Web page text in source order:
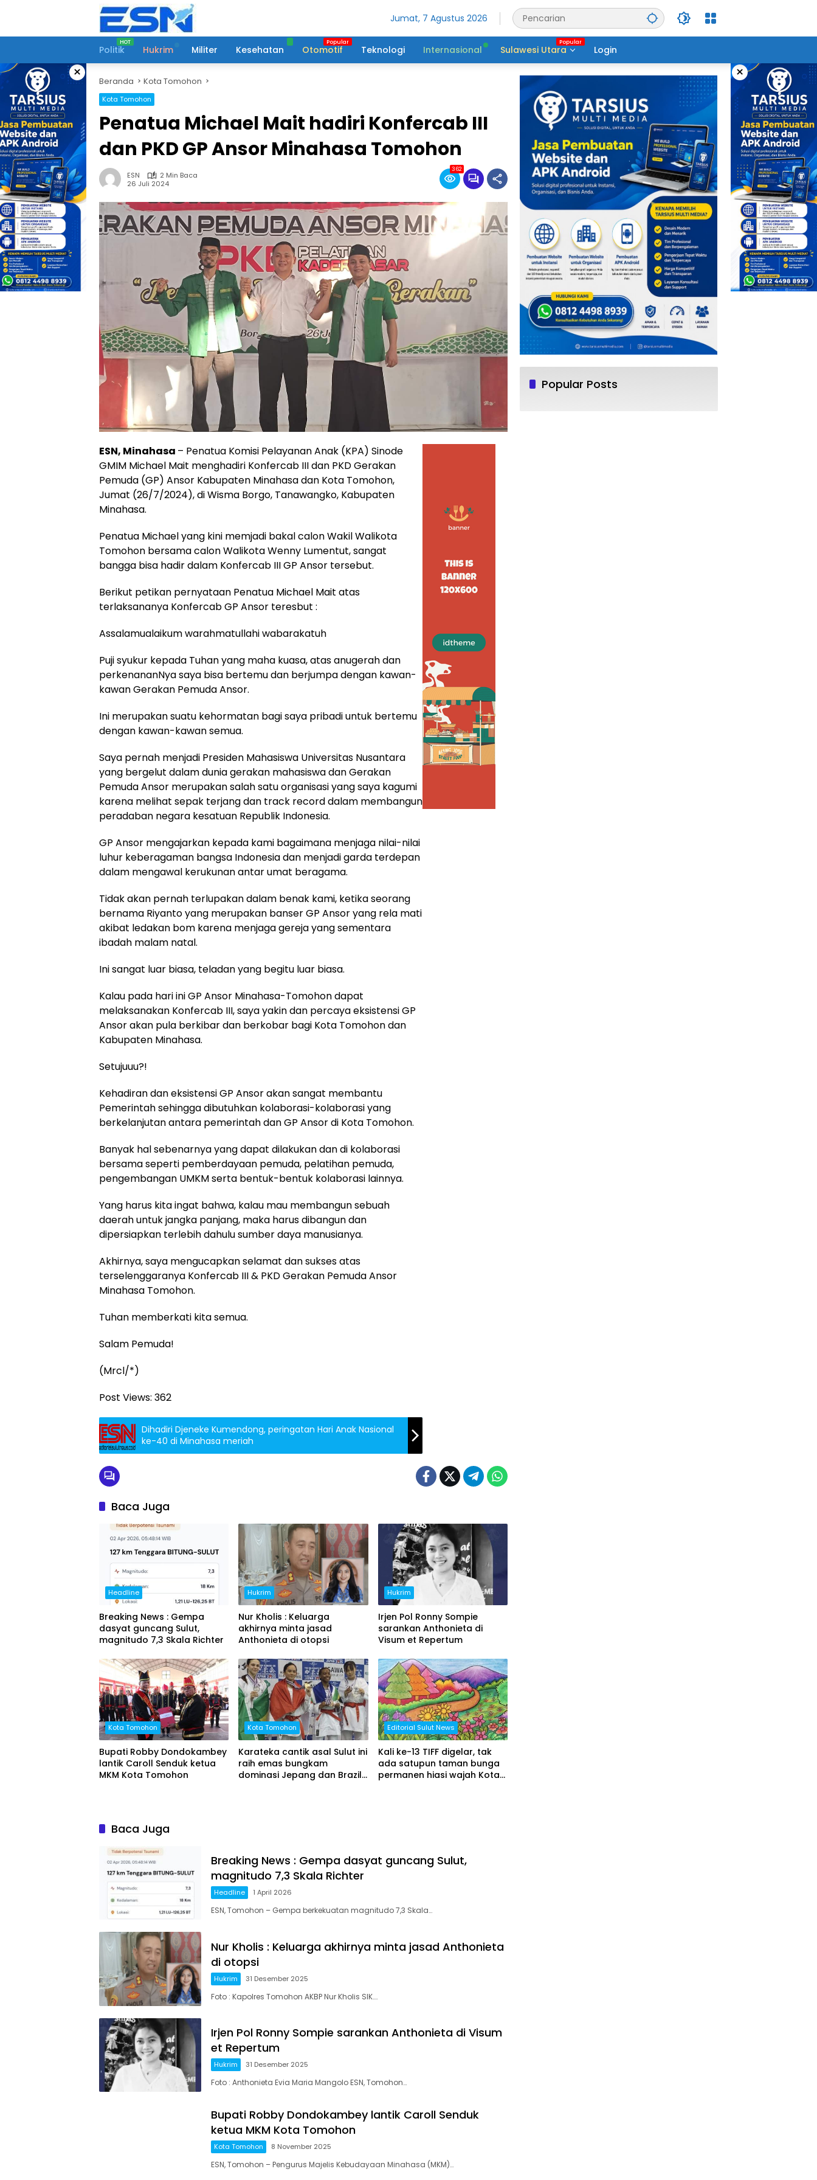
Jumat, 7 Agustus 2026
Politik Hukrim Militer Kesehatan Otomotif Teknologi Internasional Sulawesi Utara Login
× ×
Beranda Kota Tomohon
Kota Tomohon
Penatua Michael Mait hadiri Konfercab III
dan PKD GP Ansor Minahasa Tomohon
ESN
2 Min Baca
26 Juli 2024
362
ESN, Minahasa – Penatua Komisi Pelayanan Anak (KPA) Sinode
GMIM Michael Mait menghadiri Konfercab III dan PKD Gerakan
Pemuda (GP) Ansor Kabupaten Minahasa dan Kota Tomohon,
Jumat (26/7/2024), di Wisma Borgo, Tanawangko, Kabupaten
Minahasa.
Penatua Michael yang kini memjadi bakal calon Wakil Walikota
Tomohon bersama calon Walikota Wenny Lumentut, sangat
bangga bisa hadir dalam Konfercab III GP Ansor tersebut.
Berikut petikan pernyataan Penatua Michael Mait atas
terlaksananya Konfercab GP Ansor teresbut :
Assalamualaikum warahmatullahi wabarakatuh
Puji syukur kepada Tuhan yang maha kuasa, atas anugerah dan
perkenananNya saya bisa bertemu dan berjumpa dengan kawan-
kawan Gerakan Pemuda Ansor.
Ini merupakan suatu kehormatan bagi saya pribadi untuk bertemu
dengan kawan-kawan semua.
Saya pernah menjadi Presiden Mahasiswa Universitas Nusantara
yang bergelut dalam dunia gerakan mahasiswa dan Gerakan
Pemuda Ansor merupakan salah satu organisasi yang saya kagumi
karena melihat sepak terjang dan track record dalam membangun
peradaban negara kesatuan Republik Indonesia.
GP Ansor mengajarkan kepada kami bagaimana menjaga nilai-nilai
luhur keberagaman bangsa Indonesia dan menjadi garda terdepan
dalam mengawal kerukunan antar umat beragama.
Tidak akan pernah terlupakan dalam benak kami, ketika seorang
bernama Riyanto yang merupakan banser GP Ansor yang rela mati
akibat ledakan bom karena menjaga gereja yang sementara
ibadah malam natal.
Ini sangat luar biasa, teladan yang begitu luar biasa.
Kalau pada hari ini GP Ansor Minahasa-Tomohon dapat
melaksanakan Konfercab III, saya yakin dan percaya eksistensi GP
Ansor akan pula berkibar dan berkobar bagi Kota Tomohon dan
Kabupaten Minahasa.
Setujuuu?!
Kehadiran dan eksistensi GP Ansor akan sangat membantu
Pemerintah sehingga dibutuhkan kolaborasi-kolaborasi yang
berkelanjutan antara pemerintah dan GP Ansor di Kota Tomohon.
Banyak hal sebenarnya yang dapat dilakukan dan di kolaborasi
bersama seperti pemberdayaan pemuda, pelatihan pemuda,
pengembangan UMKM serta bentuk-bentuk kolaborasi lainnya.
Yang harus kita ingat bahwa, kalau mau membangun sebuah
daerah untuk jangka panjang, maka harus dibangun dan
dipersiapkan terlebih dahulu sumber daya manusianya.
Akhirnya, saya mengucapkan selamat dan sukses atas
terselenggaranya Konfercab III & PKD Gerakan Pemuda Ansor
Minahasa Tomohon.
Tuhan memberkati kita semua.
Salam Pemuda!
(Mrcl/*)
Post Views: 362
Dihadiri Djeneke Kumendong, peringatan Hari Anak Nasional
ke-40 di Minahasa meriah
Baca Juga
Headline
Breaking News : Gempa
dasyat guncang Sulut,
magnitudo 7,3 Skala Richter
Hukrim
Nur Kholis : Keluarga
akhirnya minta jasad
Anthonieta di otopsi
Hukrim
Irjen Pol Ronny Sompie
sarankan Anthonieta di
Visum et Repertum
Kota Tomohon
Bupati Robby Dondokambey
lantik Caroll Senduk ketua
MKM Kota Tomohon
Kota Tomohon
Karateka cantik asal Sulut ini
raih emas bungkam
dominasi Jepang dan Brazil
Editorial Sulut News
Kali ke-13 TIFF digelar, tak
ada satupun taman bunga
permanen hiasi wajah Kota
Baca Juga
Breaking News : Gempa dasyat guncang Sulut,
magnitudo 7,3 Skala Richter
Headline 1 April 2026
ESN, Tomohon – Gempa berkekuatan magnitudo 7,3 Skala…
Nur Kholis : Keluarga akhirnya minta jasad Anthonieta
di otopsi
Hukrim 31 Desember 2025
Foto : Kapolres Tomohon AKBP Nur Kholis SIK….
Irjen Pol Ronny Sompie sarankan Anthonieta di Visum
et Repertum
Hukrim 31 Desember 2025
Foto : Anthonieta Evia Maria Mangolo ESN, Tomohon…
Bupati Robby Dondokambey lantik Caroll Senduk
ketua MKM Kota Tomohon
Kota Tomohon 8 November 2025
ESN, Tomohon – Pengurus Majelis Kebudayaan Minahasa (MKM)…
Popular Posts